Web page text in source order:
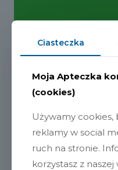
Witaminy i
Mikroelementy
Ciasteczka
Moja Apteczka
(cookies)
Używamy cookies,
reklamy w social
ruch na stronie.
korzystasz z